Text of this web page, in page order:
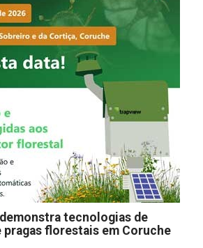
tecnologias de
florestais em Coruche